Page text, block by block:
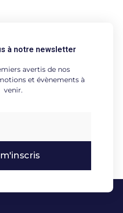
à notre newsletter
avertis de nos
et évènements à
venir.